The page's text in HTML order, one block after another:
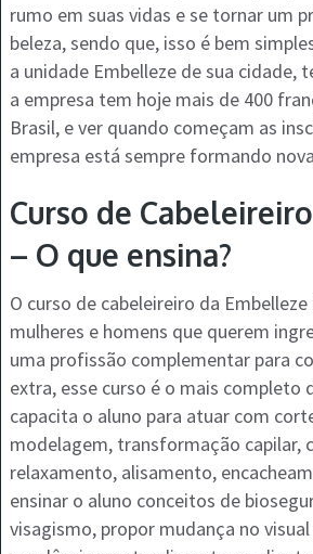
rumo em suas vidas e se tornar um
beleza, sendo que, isso é bem
a unidade Embelleze de sua cidade,
a empresa tem hoje mais de 400
Brasil, e ver quando começam as
empresa está sempre formando
Curso de
– O que ensina?
O curso de cabeleireiro da
mulheres e homens que querem
uma profissão complementar para
extra, esse curso é o mais completo
capacita o aluno para atuar com
modelagem, transformação capilar,
relaxamento, alisamento,
ensinar o aluno conceitos de
visagismo, propor mudança no